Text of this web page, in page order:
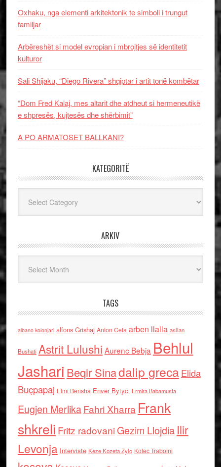
Oxhaku, nga elementi arkitektonik te simboli i trungut
familjar
Arbëreshët si model evropian i mbrojtjes së identitetit
kulturor
Sali Shijaku, “Diego Rivera” shqiptar i artit tonë kombëtar
“Dom Fred Kalaj, mes altarit dhe atdheut si hermeneutikë
e shpresës, kujtesës dhe shërbimit”
A PO ARMATOSET BALLKANI?
KATEGORITË
ARKIV
TAGS
albano kolonjari alfons Grishaj Anton Cefa arben llalla asllan
Bushati Astrit Lulushi Aurenc Bebja Behlul
Jashari Beqir Sinadalip grecaElida
Buçpapaj Elmi Berisha Enver Bytyci Ermira Babamusta
Eugjen MerlikaFahri Xharra Frank
shkreli Fritz radovaniGezim Llojdia Ilir
Levonja Interviste Keze Kozeta Zylo Kolec Traboini